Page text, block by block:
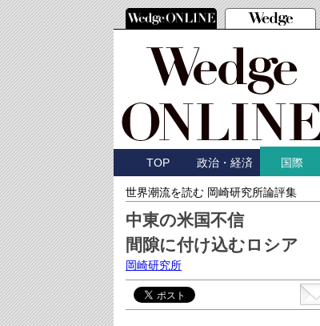
TOP 政治・経済 国際
世界潮流を読む 岡崎研究所論評集
中東の米国不信
間隙に付け込むロシア
岡崎研究所